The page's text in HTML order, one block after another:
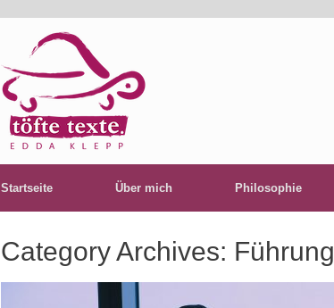
Startseite Über mich Philosophie
Category Archives: Führung